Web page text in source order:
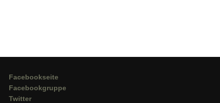
Facebookseite
Facebookgruppe
Twitter